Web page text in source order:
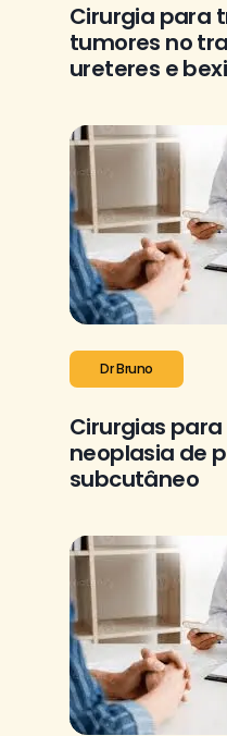
Cirurgia para
tumores no
ureteres e
Dr Bruno
Cirurgias
neoplasia de
subcutâneo